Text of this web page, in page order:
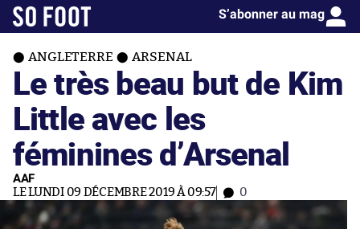
S’abonner au mag
ANGLETERRE ARSENAL
Le très beau but de Kim
Little avec les
féminines d’Arsenal
AAF
LE LUNDI 09 DÉCEMBRE 2019 À 09:57 0